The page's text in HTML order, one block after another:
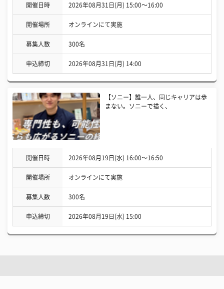
開催日時 2026年08月31日(月) 15:00〜16:00
開催場所 オンラインにて実施
募集人数 300名
申込締切 2026年08月31日(月) 14:00
【ソニー】誰一人、同じキャリアは歩
まない。ソニーで描く、
開催日時 2026年08月19日(水) 16:00〜16:50
開催場所 オンラインにて実施
募集人数 300名
申込締切 2026年08月19日(水) 15:00